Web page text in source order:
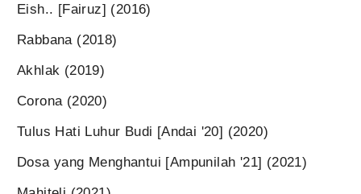
Eish.. [Fairuz] (2016)
Rabbana (2018)
Akhlak (2019)
Corona (2020)
Tulus Hati Luhur Budi [Andai '20] (2020)
Dosa yang Menghantui [Ampunilah '21] (2021)